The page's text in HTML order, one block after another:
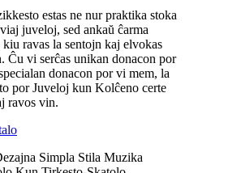
estas ne nur praktika stoka
juveloj, sed ankaŭ ĉarma
kiu ravas la sentojn kaj elvokas
Ĉu vi serĉas unikan donacon por
donacon por vi mem, la
por Juveloj kun Kolĉeno certe
ravos vin.